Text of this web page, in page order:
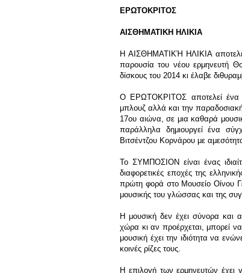
ΕΡΩΤΟΚΡΙΤΟΣ
ΑΙΣΘΗΜΑΤΙΚΗ ΗΛΙΚΙΑ
Η ΑΙΣΘΗΜΑΤΙΚΉ ΗΛΙΚΙΑ
παρουσία του νέου ερμηνευτή
δίσκους του 2014 κι έλαβε
Ο ΕΡΩΤΟΚΡΙΤΟΣ αποτελεί ένα
μπλουζ αλλά και την
17ου αιώνα, σε μια καθαρά
παράλληλα δημιουργεί ένα
Βιτσέντζου Κορνάρου με
Το ΣΥΜΠΟΣΙΟΝ είναι ένας
διαφορετικές εποχές της
πρώτη φορά στο Μουσείο Οίνου
μουσικής του γλώσσας και της
Η μουσική δεν έχει σύνορα και
χώρα κι αν προέρχεται, μπορεί
μουσική έχει την ιδιότητα να
κοινές ρίζες τους.
Η επιλογή των ερμηνευτών έχει